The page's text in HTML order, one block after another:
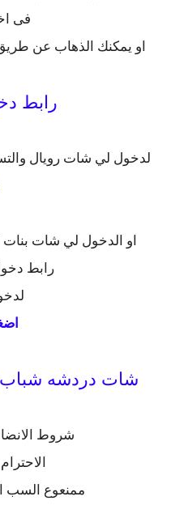
فى
او يمكنك الذهاب عن
رابط
لدخول لي شات رويال
او الدخول لي شات بنات
رابط
شات دردشه شباب
شروط
ممنعوع السب